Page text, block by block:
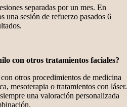
separadas por un mes. En
una sesión de refuerzo pasados 6
con otros tratamientos faciales?
otros procedimientos de medicina
mesoterapia o tratamientos con láser.
una valoración personalizada